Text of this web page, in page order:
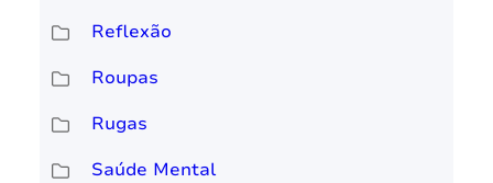
Reflexão
Roupas
Rugas
Saúde Mental